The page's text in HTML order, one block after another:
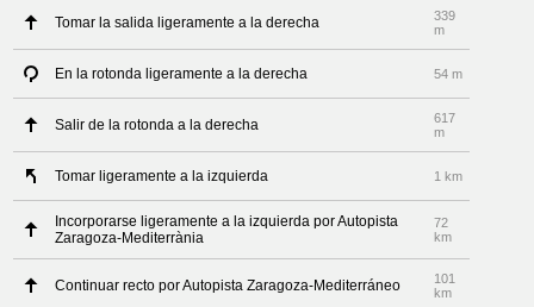
Tomar la salida ligeramente a la derecha
339
m
En la rotonda ligeramente a la derecha 54 m
Salir de la rotonda a la derecha
617
m
Tomar ligeramente a la izquierda 1 km
Incorporarse ligeramente a la izquierda por Autopista
Zaragoza-Mediterrània
72
km
Continuar recto por Autopista Zaragoza-Mediterráneo
101
km